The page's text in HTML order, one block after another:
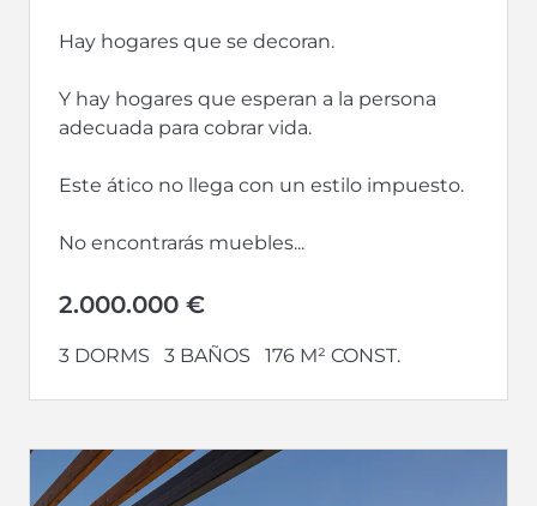
Hay hogares que se decoran.
Y hay hogares que esperan a la persona
adecuada para cobrar vida.
Este ático no llega con un estilo impuesto.
No encontrarás muebles...
2.000.000 €
3 DORMS 3 BAÑOS 176 M² CONST.